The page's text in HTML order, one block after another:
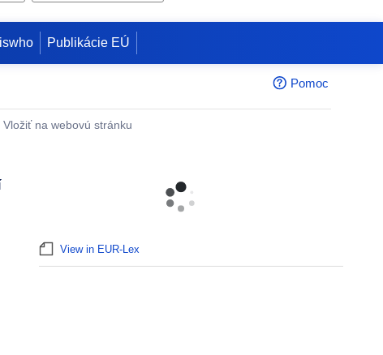
Publikácie EÚ
Pomoc
Vložiť na webovú stránku
View in EUR-Lex